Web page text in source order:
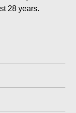
28 years.